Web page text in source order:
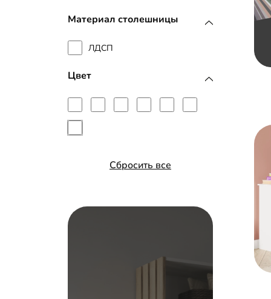
Материал столешницы
ЛДСП
Цвет
Сбросить все